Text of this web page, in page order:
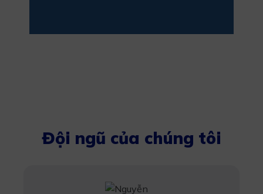
Đội ngũ của chúng tôi